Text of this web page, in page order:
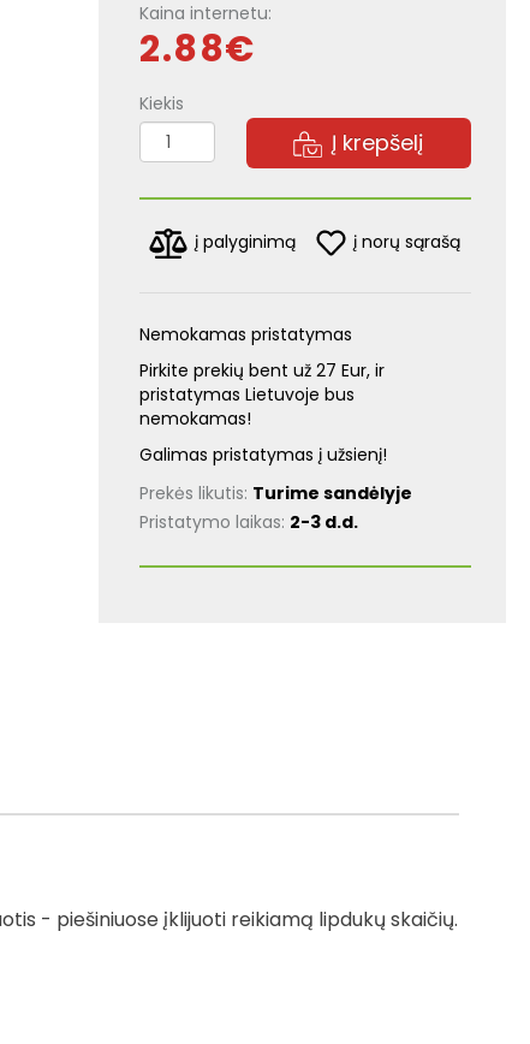
- piešiniuose įklijuoti reikiamą lipdukų skaičių.
Kaina internetu:
2.88€
Kiekis
Į krepšelį
į palyginimą į norų sąrašą
Nemokamas pristatymas
Pirkite prekių bent už 27 Eur, ir
pristatymas Lietuvoje bus
nemokamas!
Galimas pristatymas į užsienį!
Prekės likutis: Turime sandėlyje
Pristatymo laikas: 2-3 d.d.